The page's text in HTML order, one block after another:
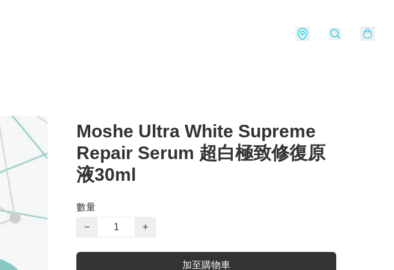
Moshe Ultra White Supreme
Repair Serum 超白極致修復原
液30ml
數量
−
+
加至購物車